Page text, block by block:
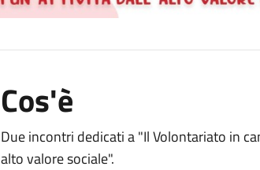
Cos'è
Due incontri dedicati a "Il Volontariato in
alto valore sociale".